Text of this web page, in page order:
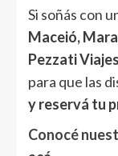
Si soñás con
Maceió,
Pezzati Viajes
para que las
y reservá tu
Conocé